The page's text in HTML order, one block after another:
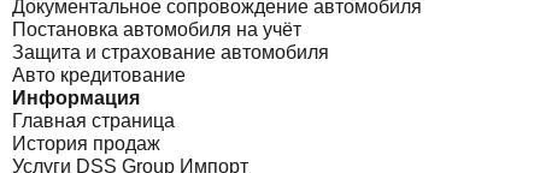
Документальное сопровождение автомобиля
Постановка автомобиля на учёт
Защита и страхование автомобиля
Авто кредитование
Информация
Главная страница
История продаж
Услуги DSS Group Импорт